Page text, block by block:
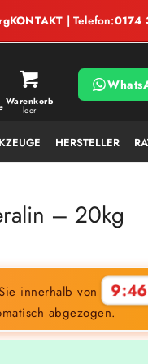
KONTAKT | Telefon:0174
Warenkorb
leer
HERSTELLER
– 20kg
innerhalb von 9:45
abgezogen.